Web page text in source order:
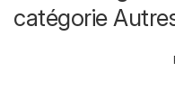
catégorie